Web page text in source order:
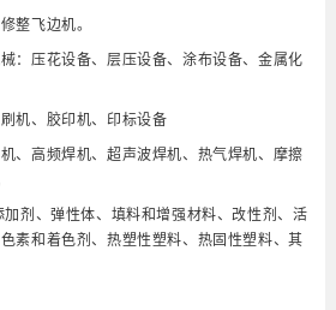
整飞边机。
：压花设备、层压设备、涂布设备、金属化
机、胶印机、印标设备
、高频焊机、超声波焊机、热气焊机、摩擦
剂、弹性体、填料和增强材料、改性剂、活
素和着色剂、热塑性塑料、热固性塑料、其